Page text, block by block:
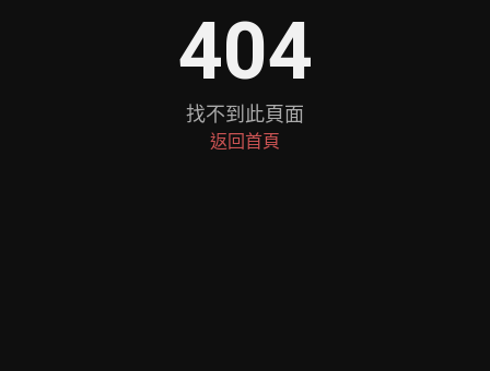
404
找不到此頁面
返回首頁